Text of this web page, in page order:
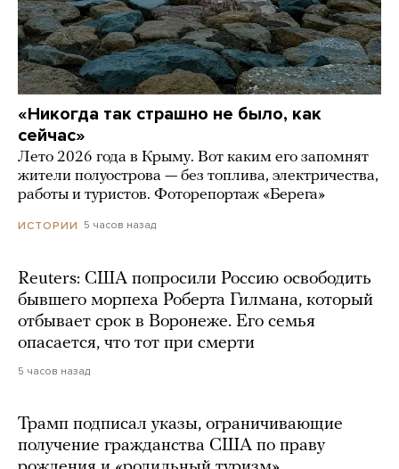
«Никогда так страшно не было, как
сейчас»
Лето 2026 года в Крыму. Вот каким его запомнят
жители полуострова — без топлива, электричества,
работы и туристов. Фоторепортаж «Берега»
ИСТОРИИ 5 часов назад
Reuters: США попросили Россию освободить
бывшего морпеха Роберта Гилмана, который
отбывает срок в Воронеже. Его семья
опасается, что тот при смерти
5 часов назад
Трамп подписал указы, ограничивающие
получение гражданства США по праву